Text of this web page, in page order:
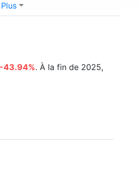
Plus
-43.94%. À la fin de 2025,